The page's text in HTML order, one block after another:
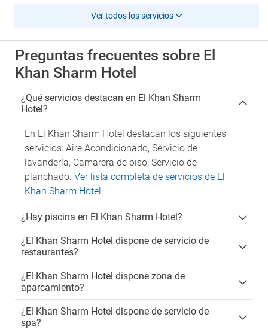
Ver todos los servicios
Preguntas frecuentes sobre El
Khan Sharm Hotel
¿Qué servicios destacan en El Khan Sharm
Hotel?
En El Khan Sharm Hotel destacan los siguientes
servicios: Aire Acondicionado, Servicio de
lavandería, Camarera de piso, Servicio de
planchado. Ver lista completa de servicios de El
Khan Sharm Hotel.
¿Hay piscina en El Khan Sharm Hotel?
¿El Khan Sharm Hotel dispone de servicio de
restaurantes?
¿El Khan Sharm Hotel dispone zona de
aparcamiento?
¿El Khan Sharm Hotel dispone de servicio de
spa?